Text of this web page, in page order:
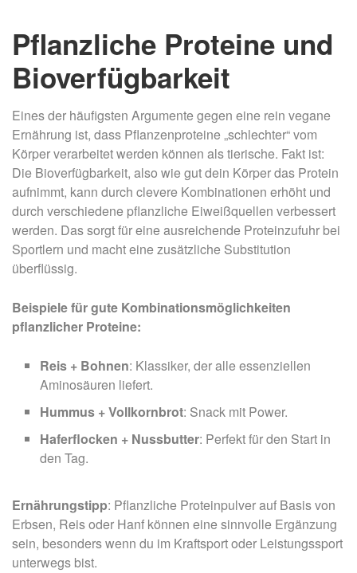
Pflanzliche Proteine und
Bioverfügbarkeit
Eines der häufigsten Argumente gegen eine rein vegane
Ernährung ist, dass Pflanzenproteine „schlechter“ vom
Körper verarbeitet werden können als tierische. Fakt ist:
Die Bioverfügbarkeit, also wie gut dein Körper das Protein
aufnimmt, kann durch clevere Kombinationen erhöht und
durch verschiedene pflanzliche Eiweißquellen verbessert
werden. Das sorgt für eine ausreichende Proteinzufuhr bei
Sportlern und macht eine zusätzliche Substitution
überflüssig.
Beispiele für gute Kombinationsmöglichkeiten
pflanzlicher Proteine:
Reis + Bohnen: Klassiker, der alle essenziellen
Aminosäuren liefert.
Hummus + Vollkornbrot: Snack mit Power.
Haferflocken + Nussbutter: Perfekt für den Start in
den Tag.
Ernährungstipp: Pflanzliche Proteinpulver auf Basis von
Erbsen, Reis oder Hanf können eine sinnvolle Ergänzung
sein, besonders wenn du im Kraftsport oder Leistungssport
unterwegs bist.